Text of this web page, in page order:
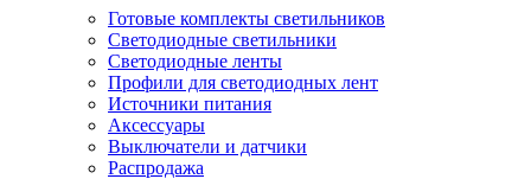
Готовые комплекты светильников
Светодиодные светильники
Светодиодные ленты
Профили для светодиодных лент
Источники питания
Аксессуары
Выключатели и датчики
Распродажа